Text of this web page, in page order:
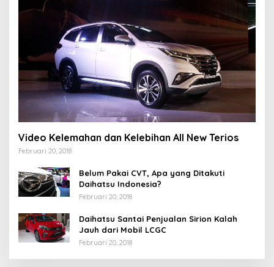
Video Kelemahan dan Kelebihan All New Terios
Februari 20, 2018
Belum Pakai CVT, Apa yang Ditakuti
Daihatsu Indonesia?
Februari 20, 2018
Daihatsu Santai Penjualan Sirion Kalah
Jauh dari Mobil LCGC
Februari 20, 2018